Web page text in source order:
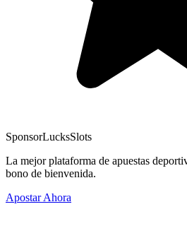
SponsorLucksSlots
La mejor plataforma de apuestas
bono de bienvenida.
Apostar Ahora